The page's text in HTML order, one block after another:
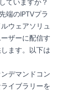
ていますか？
端のIPTVプラ
ウェアソリュ
ザーに配信す
ます。以下は
デマンドコン
イブラリーを